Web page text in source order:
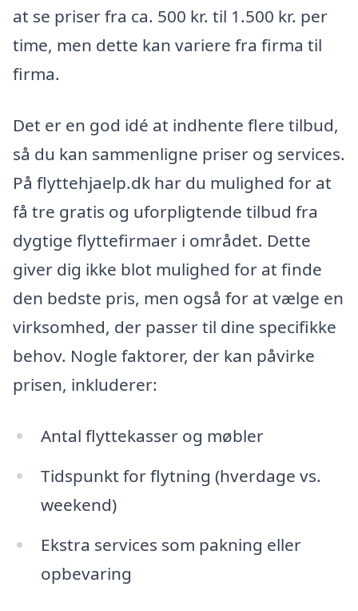
at se priser fra ca. 500 kr. til 1.500 kr. per
time, men dette kan variere fra firma til
firma.
Det er en god idé at indhente flere tilbud,
så du kan sammenligne priser og services.
På flyttehjaelp.dk har du mulighed for at
få tre gratis og uforpligtende tilbud fra
dygtige flyttefirmaer i området. Dette
giver dig ikke blot mulighed for at finde
den bedste pris, men også for at vælge en
virksomhed, der passer til dine specifikke
behov. Nogle faktorer, der kan påvirke
prisen, inkluderer:
Antal flyttekasser og møbler
Tidspunkt for flytning (hverdage vs.
weekend)
Ekstra services som pakning eller
opbevaring